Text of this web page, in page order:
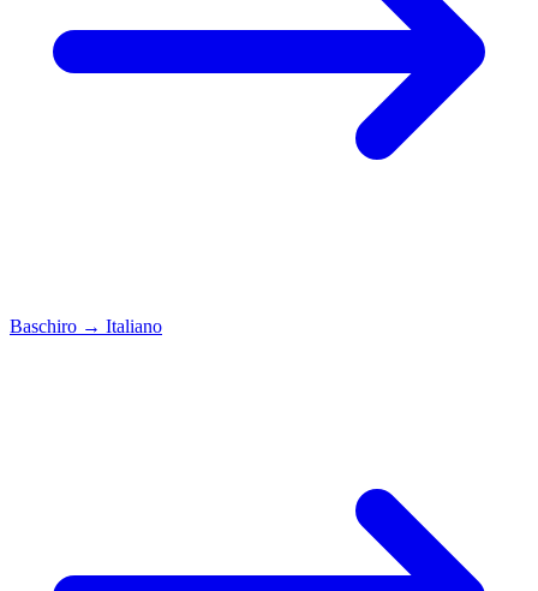
Baschiro → Italiano